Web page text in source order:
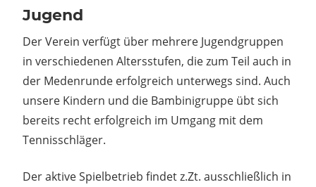
e.V.
Jugend
Der Verein verfügt über mehrere Jugendgruppen
in verschiedenen Altersstufen, die zum Teil auch in
der Medenrunde erfolgreich unterwegs sind. Auch
unsere Kindern und die Bambinigruppe übt sich
bereits recht erfolgreich im Umgang mit dem
Tennisschläger.
Der aktive Spielbetrieb findet z.Zt. ausschließlich in